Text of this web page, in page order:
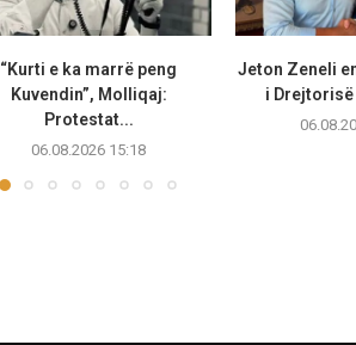
“Kurti e ka marrë peng
Kuvendin”, Molliqaj:
Protestat...
06.08.2026 15:18
Jeton Zeneli
i Drejtorisë